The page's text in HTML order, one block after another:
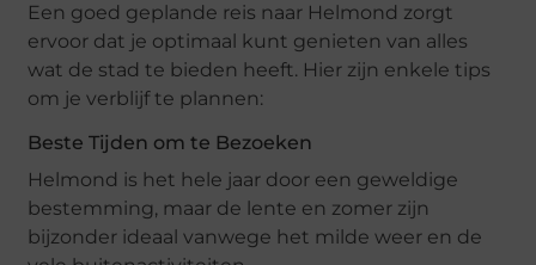
Een goed geplande reis naar Helmond zorgt
ervoor dat je optimaal kunt genieten van alles
wat de stad te bieden heeft. Hier zijn enkele tips
om je verblijf te plannen:
Beste Tijden om te Bezoeken
Helmond is het hele jaar door een geweldige
bestemming, maar de lente en zomer zijn
bijzonder ideaal vanwege het milde weer en de